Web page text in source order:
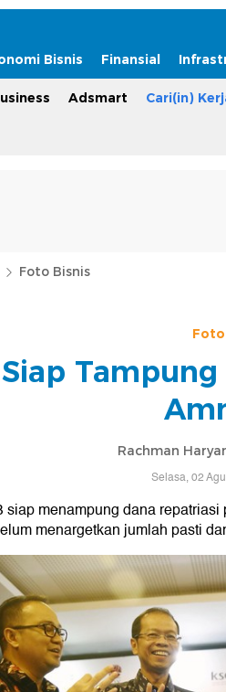
Bisnis Finansial
Adsmart Cari(in)
Foto Bisnis
Siap
Rachman
Selasa, 02
siap menampung dana
menargetkan jumlah pasti